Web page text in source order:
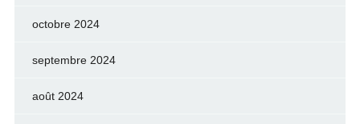
octobre 2024
septembre 2024
août 2024